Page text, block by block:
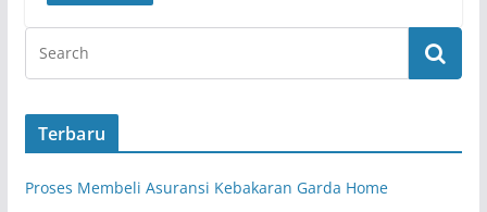
Terbaru
Proses Membeli Asuransi Kebakaran Garda Home